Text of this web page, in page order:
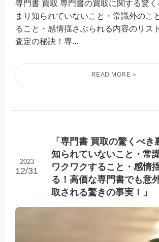
専門書 買取 専門書の買取に関する驚
まり知られていないこと・常識外のこ
ること・感情揺さぶられる内容のリス
査定の秘訣！専...
「専門書 買取の驚くべき
知られていないこと・常
ワクワクすること・感情
る！高価な専門書でも意
取される驚きの事実！」
2023
12/31